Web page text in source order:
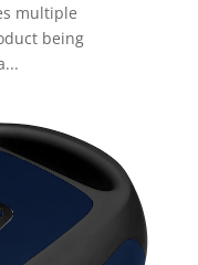
multiple
being